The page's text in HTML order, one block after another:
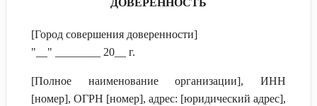
ДОВЕРЕННОСТЬ
[Город совершения доверенности]
"__" ________ 20__ г.
[Полное наименование организации], ИНН
[номер], ОГРН [номер], адрес: [юридический адрес],